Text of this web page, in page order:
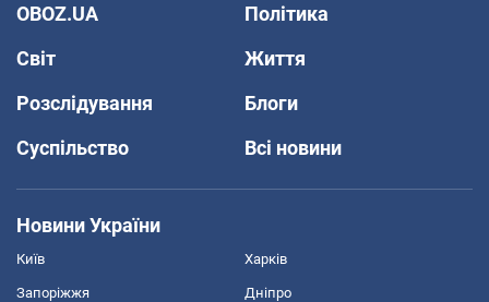
OBOZ.UA
Політика
Світ
Життя
Розслідування
Блоги
Суспільство
Всі новини
Новини України
Київ Харків
Запоріжжя Дніпро